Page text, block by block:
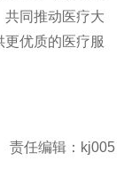
共同推动医疗大
优质的医疗服
责任编辑：kj005